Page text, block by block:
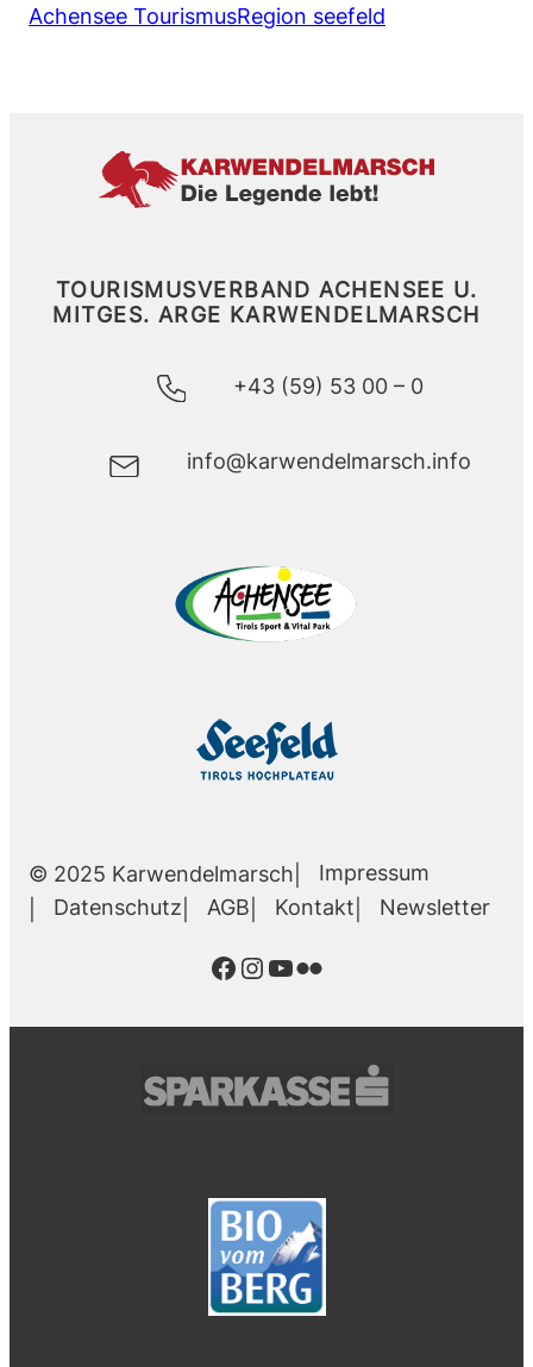
Achensee TourismusRegion seefeld
TOURISMUSVERBAND ACHENSEE U.
MITGES. ARGE KARWENDELMARSCH
+43 (59) 53 00 – 0
info@karwendelmarsch.info
© 2025 Karwendelmarsch
Impressum
Datenschutz
AGB Kontakt Newsletter
Facebook
Instagram
YouTube
Flickr